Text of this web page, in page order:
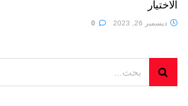
الاختيار
ديسمبر 26, 2023